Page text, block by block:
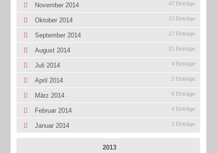
November 2014 47 Einträge
Oktober 2014 23 Einträge
September 2014 27 Einträge
August 2014 21 Einträge
Juli 2014 4 Einträge
April 2014 3 Einträge
März 2014 6 Einträge
Februar 2014 4 Einträge
Januar 2014 2 Einträge
2013